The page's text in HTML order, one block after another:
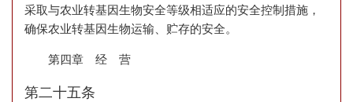
采取与农业转基因生物安全等级相适应的安全控制措施，
确保农业转基因生物运输、贮存的安全。
第四章 经 营
第二十五条